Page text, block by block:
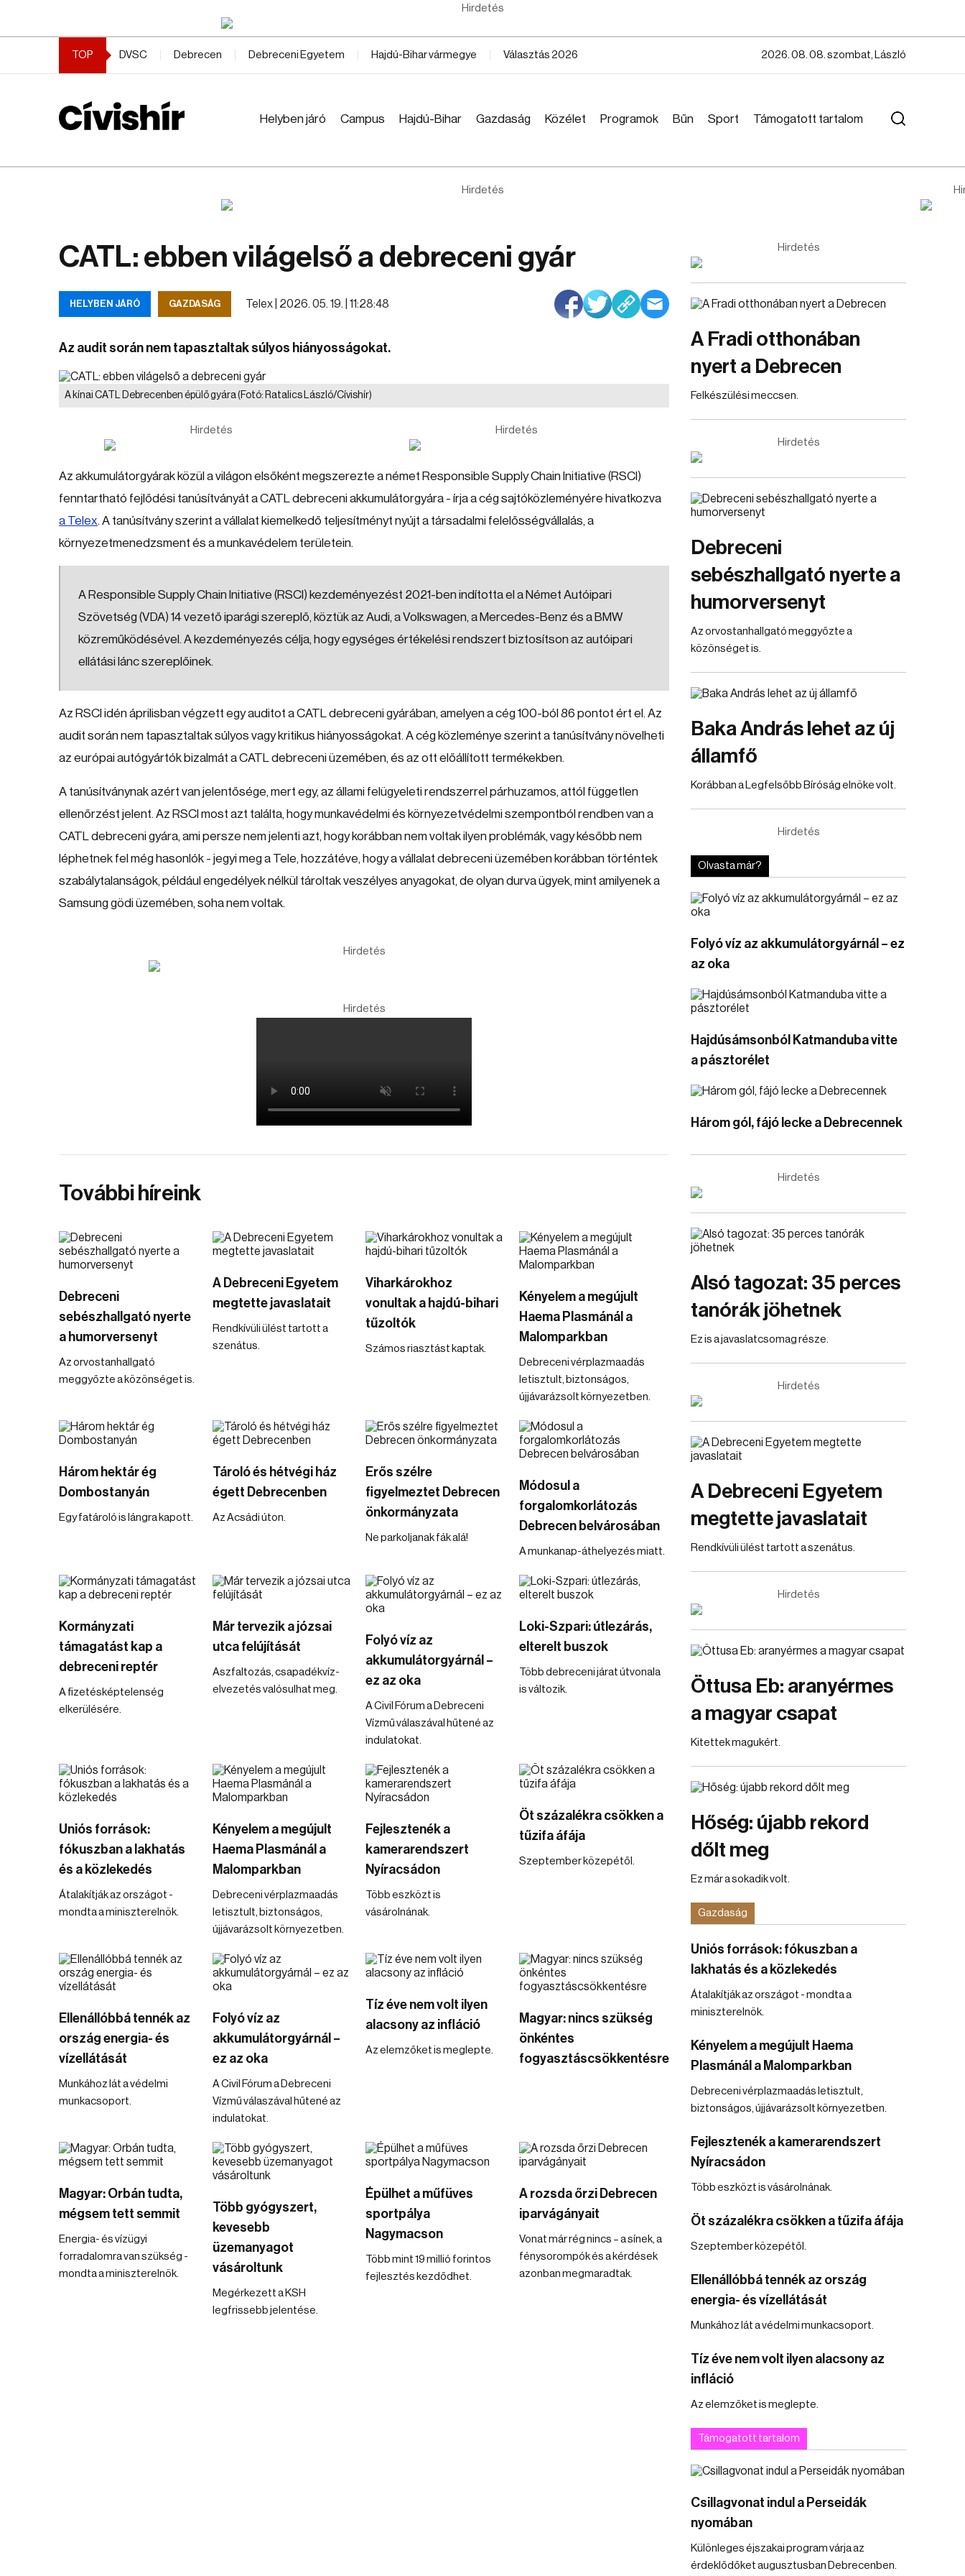
Hirdetés
TOP DVSC Debrecen Debreceni Egyetem Hajdú-Bihar vármegye Választás 2026 2026. 08. 08. szombat, László
Helyben járó Campus Hajdú-Bihar Gazdaság Közélet Programok Bűn Sport Támogatott tartalom
Hirdetés
CATL: ebben világelső a debreceni gyár
HELYBEN JÁRÓ GAZDASÁG Telex | 2026. 05. 19. | 11:28:48
Az audit során nem tapasztaltak súlyos hiányosságokat.
A kínai CATL Debrecenben épülő gyára(Fotó: Ratalics László/Cívishír)
Hirdetés Hirdetés
Az akkumulátorgyárak közül a világon elsőként megszerezte a német Responsible Supply Chain Initiative (RSCI)
fenntartható fejlődési tanúsítványát a CATL debreceni akkumulátorgyára - írja a cég sajtóközleményére hivatkozva
a Telex. A tanúsítvány szerint a vállalat kiemelkedő teljesítményt nyújt a társadalmi felelősségvállalás, a
környezetmenedzsment és a munkavédelem területein.
A Responsible Supply Chain Initiative (RSCI) kezdeményezést 2021-ben indította el a Német Autóipari
Szövetség (VDA) 14 vezető iparági szereplő, köztük az Audi, a Volkswagen, a Mercedes-Benz és a BMW
közreműködésével. A kezdeményezés célja, hogy egységes értékelési rendszert biztosítson az autóipari
ellátási lánc szereplőinek.
Az RSCI idén áprilisban végzett egy auditot a CATL debreceni gyárában, amelyen a cég 100-ból 86 pontot ért el. Az
audit során nem tapasztaltak súlyos vagy kritikus hiányosságokat. A cég közleménye szerint a tanúsítvány növelheti
az európai autógyártók bizalmát a CATL debreceni üzemében, és az ott előállított termékekben.
A tanúsítványnak azért van jelentősége, mert egy, az állami felügyeleti rendszerrel párhuzamos, attól független
ellenőrzést jelent. Az RSCI most azt találta, hogy munkavédelmi és környezetvédelmi szempontból rendben van a
CATL debreceni gyára, ami persze nem jelenti azt, hogy korábban nem voltak ilyen problémák, vagy később nem
léphetnek fel még hasonlók - jegyi meg a Tele, hozzátéve, hogy a vállalat debreceni üzemében korábban történtek
szabálytalanságok, például engedélyek nélkül tároltak veszélyes anyagokat, de olyan durva ügyek, mint amilyenek a
Samsung gödi üzemében, soha nem voltak.
Hirdetés
Hirdetés
További híreink
Debreceni
sebészhallgató nyerte
a humorversenyt
Az orvostanhallgató
meggyőzte a közönséget is.
A Debreceni Egyetem
megtette javaslatait
Rendkívüli ülést tartott a
szenátus.
Viharkárokhoz
vonultak a hajdú-bihari
tűzoltók
Számos riasztást kaptak.
Kényelem a megújult
Haema Plasmánál a
Malomparkban
Debreceni vérplazmaadás
letisztult, biztonságos,
újjávarázsolt környezetben.
Három hektár ég
Dombostanyán
Egy fatároló is lángra kapott.
Tároló és hétvégi ház
égett Debrecenben
Az Acsádi úton.
Erős szélre
figyelmeztet Debrecen
önkormányzata
Ne parkoljanak fák alá!
Módosul a
forgalomkorlátozás
Debrecen belvárosában
A munkanap-áthelyezés miatt.
Kormányzati
támagatást kap a
debreceni reptér
A fizetésképtelenség
elkerülésére.
Már tervezik a józsai
utca felújítását
Aszfaltozás, csapadékvíz-
elvezetés valósulhat meg.
Folyó víz az
akkumulátorgyárnál –
ez az oka
A Civil Fórum a Debreceni
Vízmű válaszával hűtené az
indulatokat.
Loki-Szpari: útlezárás,
elterelt buszok
Több debreceni járat útvonala
is változik.
Uniós források:
fókuszban a lakhatás
és a közlekedés
Átalakítják az országot -
mondta a miniszterelnök.
Kényelem a megújult
Haema Plasmánál a
Malomparkban
Debreceni vérplazmaadás
letisztult, biztonságos,
újjávarázsolt környezetben.
Fejlesztenék a
kamerarendszert
Nyíracsádon
Több eszközt is
vásárolnának.
Öt százalékra csökken a
tűzifa áfája
Szeptember közepétől.
Ellenállóbbá tennék az
ország energia- és
vízellátását
Munkához lát a védelmi
munkacsoport.
Folyó víz az
akkumulátorgyárnál –
ez az oka
A Civil Fórum a Debreceni
Vízmű válaszával hűtené az
indulatokat.
Tíz éve nem volt ilyen
alacsony az infláció
Az elemzőket is meglepte.
Magyar: nincs szükség
önkéntes
fogyasztáscsökkentésre
Magyar: Orbán tudta,
mégsem tett semmit
Energia- és vízügyi
forradalomra van szükség -
mondta a miniszterelnök.
Több gyógyszert,
kevesebb
üzemanyagot
vásároltunk
Megérkezett a KSH
legfrissebb jelentése.
Épülhet a műfüves
sportpálya
Nagymacson
Több mint 19 millió forintos
fejlesztés kezdődhet.
A rozsda őrzi Debrecen
iparvágányait
Vonat már rég nincs – a sínek, a
fénysorompók és a kérdések
azonban megmaradtak.
Hirdetés
A Fradi otthonában
nyert a Debrecen
Felkészülési meccsen.
Hirdetés
Debreceni
sebészhallgató nyerte a
humorversenyt
Az orvostanhallgató meggyőzte a
közönséget is.
Baka András lehet az új
államfő
Korábban a Legfelsőbb Bíróság elnöke volt.
Hirdetés
Olvasta már?
Folyó víz az akkumulátorgyárnál – ez
az oka
Hajdúsámsonból Katmanduba vitte
a pásztorélet
Három gól, fájó lecke a Debrecennek
Hirdetés
Alsó tagozat: 35 perces
tanórák jöhetnek
Ez is a javaslatcsomag része.
Hirdetés
A Debreceni Egyetem
megtette javaslatait
Rendkívüli ülést tartott a szenátus.
Hirdetés
Öttusa Eb: aranyérmes
a magyar csapat
Kitettek magukért.
Hőség: újabb rekord
dőlt meg
Ez már a sokadik volt.
Gazdaság
Uniós források: fókuszban a
lakhatás és a közlekedés
Átalakítják az országot - mondta a
miniszterelnök.
Kényelem a megújult Haema
Plasmánál a Malomparkban
Debreceni vérplazmaadás letisztult,
biztonságos, újjávarázsolt környezetben.
Fejlesztenék a kamerarendszert
Nyíracsádon
Több eszközt is vásárolnának.
Öt százalékra csökken a tűzifa áfája
Szeptember közepétől.
Ellenállóbbá tennék az ország
energia- és vízellátását
Munkához lát a védelmi munkacsoport.
Tíz éve nem volt ilyen alacsony az
infláció
Az elemzőket is meglepte.
Támogatott tartalom
Csillagvonat indul a Perseidák
nyomában
Különleges éjszakai program várja az
érdeklődőket augusztusban Debrecenben.